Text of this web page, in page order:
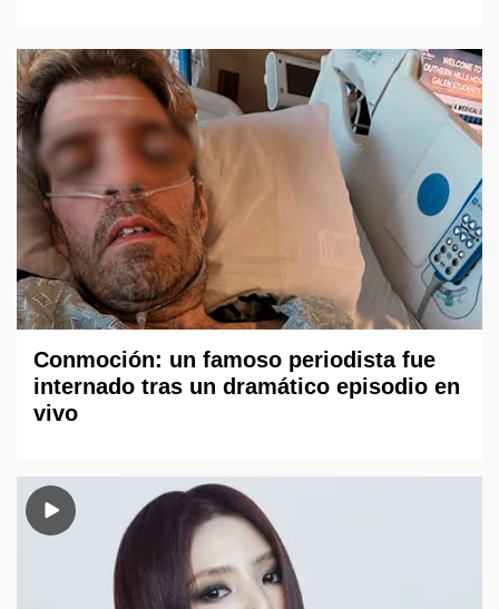
Conmoción: un famoso periodista fue
internado tras un dramático episodio en
vivo